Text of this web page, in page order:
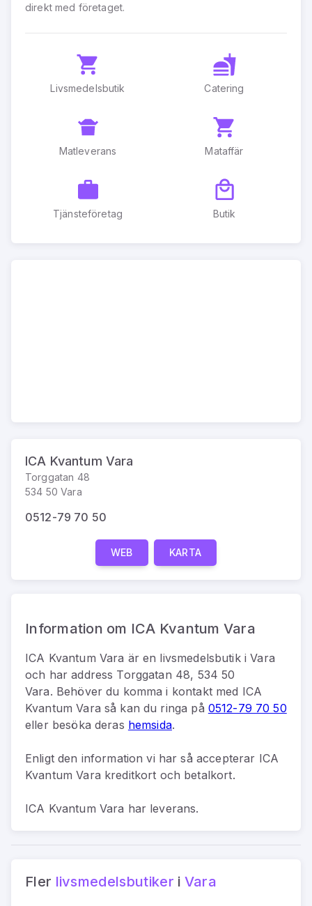
direkt med företaget.
Livsmedelsbutik Catering
Matleverans Mataffär
Tjänsteföretag Butik
ICA Kvantum Vara
Torggatan 48
534 50 Vara
0512-79 70 50
WEB KARTA
Information om ICA Kvantum Vara
ICA Kvantum Vara ären livsmedelsbutikiVara
och har address Torggatan 48, 534 50
Vara. Behöver du komma i kontakt med ICA
Kvantum Vara så kan du ringa på 0512-79 70 50
eller besöka deras hemsida.
Enligt den information vi har så accepterar ICA
Kvantum Vara kreditkort och betalkort.
ICA Kvantum Vara har leverans.
Fler livsmedelsbutiker i Vara